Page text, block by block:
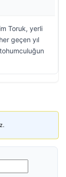
Toruk, yerli
geçen yıl